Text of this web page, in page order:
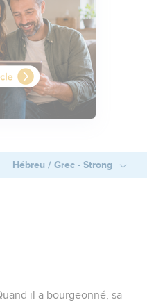
Hébreu / Grec - Strong
il a bourgeonné, sa